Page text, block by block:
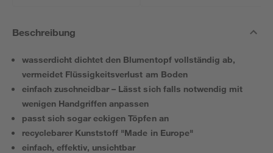
Beschreibung
wasserdicht dichtet den Blumentopf vollständig ab,
vermeidet Flüssigkeitsverlust am Boden
einfach zuschneidbar – Lässt sich falls notwendig mit
wenigen Handgriffen anpassen
passt sich sogar eckigen Töpfen an
recyclebarer Kunststoff "Made in Europe"
einfach, effektiv, unsichtbar